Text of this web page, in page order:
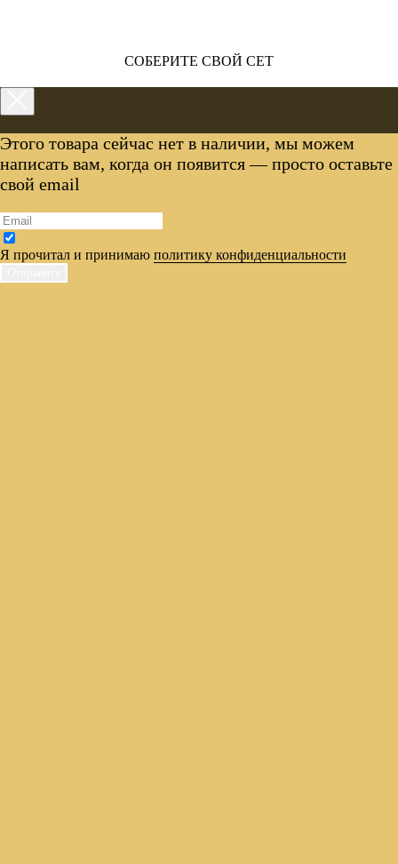
СОБЕРИТЕ СВОЙ СЕТ
Этого товара сейчас нет в наличии, мы можем
написать вам, когда он появится — просто оставьте
свой email
Я прочитал и принимаю политику конфиденциальности